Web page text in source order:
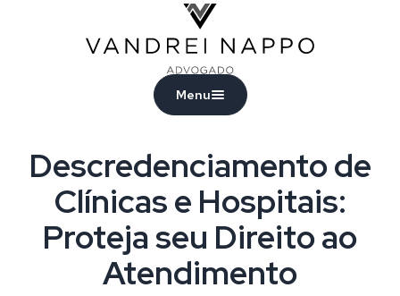
Menu
Descredenciamento de
Clínicas e Hospitais:
Proteja seu Direito ao
Atendimento